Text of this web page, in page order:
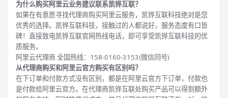
为什么购买阿里云业务建议联系凯铧互联？
如果在有意愿寻找代理商购买阿里云服务，凯铧互联科技绝对是您
优秀的选择。凯铧互联科技，接触过的人都说好，服务态度有口皆
碑！直接致电凯铧互联官网热线电话，即可享受凯铧互联科技的优
质服务。
阿里云代理商 全国热线：158-0160-3153(微信同号)
从代理商购买和阿里云官方购买有区别吗？
在下订单和付款方式没有区别，都是在阿里云官方下订单，付款也
是付款给阿里云官方。在代理商凯铧互联处购买产品可以得到额外